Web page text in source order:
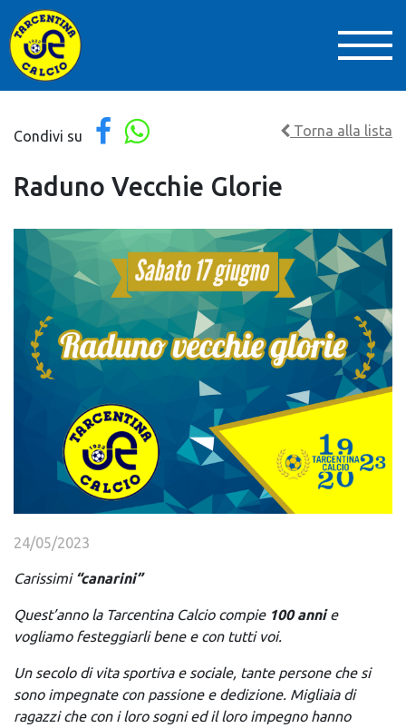
Condivi su Torna alla lista
Raduno Vecchie Glorie
24/05/2023
Carissimi “canarini”
Quest’anno la Tarcentina Calcio compie 100 annie
vogliamo festeggiarli bene e con tutti voi.
Un secolo di vita sportiva e sociale, tante persone che si
sono impegnate con passione e dedizione. Migliaia di
ragazzi che con i loro sogni ed il loro impegno hanno